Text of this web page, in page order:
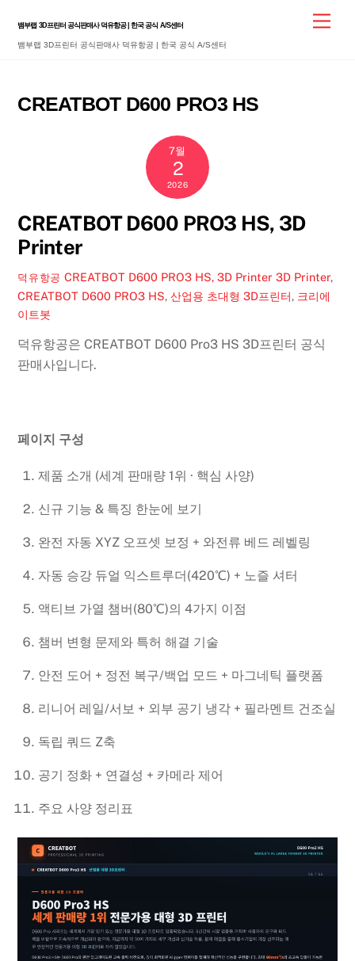
content
뱀부랩 3D프린터 공식판매사 덕유항공 | 한국 공식 A/S센터
뱀부랩 3D프린터 공식판매사 덕유항공 | 한국 공식 A/S센터
CREATBOT D600 PRO3 HS
7월
2
2026
CREATBOT D600 PRO3 HS, 3D
Printer
덕유항공 CREATBOT D600 PRO3 HS, 3D Printer 3D Printer,
CREATBOT D600 PRO3 HS,산업용 초대형 3D프린터, 크리에
이트봇
덕유항공은 CREATBOT D600 Pro3 HS 3D프린터 공식
판매사입니다.
페이지 구성
제품 소개 (세계 판매량 1위 · 핵심 사양)
신규 기능 & 특징 한눈에 보기
완전 자동 XYZ 오프셋 보정 + 와전류 베드 레벨링
자동 승강 듀얼 익스트루더(420℃) + 노즐 셔터
액티브 가열 챔버(80℃)의 4가지 이점
챔버 변형 문제와 특허 해결 기술
안전 도어 + 정전 복구/백업 모드 + 마그네틱 플랫폼
리니어 레일/서보 + 외부 공기 냉각 + 필라멘트 건조실
독립 쿼드 Z축
공기 정화 + 연결성 + 카메라 제어
주요 사양 정리표